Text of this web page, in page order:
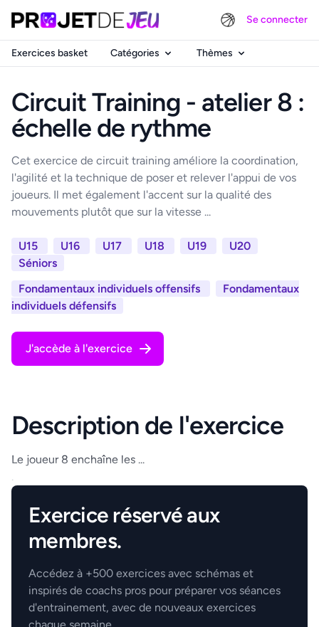
Se connecter
Exercices basket Catégories Thèmes
Circuit Training - atelier 8 :
échelle de rythme
Cet exercice de circuit training améliore la coordination,
l'agilité et la technique de poser et relever l'appui de vos
joueurs. Il met également l'accent sur la qualité des
mouvements plutôt que sur la vitesse ...
U15 U16 U17 U18 U19
U20
Séniors
Fondamentaux individuels offensifs
Fondamentaux
individuels défensifs
J'accède à l'exercice
Description de l'exercice
Le joueur 8 enchaîne les ...
.
Exercice réservé aux
membres.
Accédez à +500 exercices avec schémas et
inspirés de coachs pros pour préparer vos séances
d'entrainement, avec de nouveaux exercices